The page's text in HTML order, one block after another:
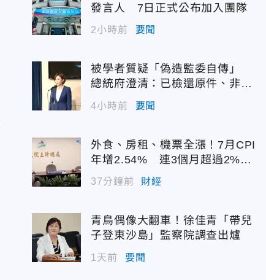
發言人 7日正式公布加入團隊
2小時前 要聞
被學者質疑「偽造監委自傳」
總統府澄清：已檢還原件、非府
方提供
4小時前 要聞
外食、房租、機票全漲！7月CPI
年增2.54% 連3個月超過2%警
戒線
37分鐘前 財經
青鳥偶像大翻車！徐佳青「帶兒
子登東沙島」監察院調查出爐
1天前 要聞